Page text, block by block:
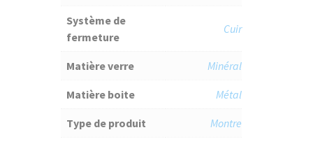
Système de
fermeture
Cuir
Matière verre Minéral
Matière boite Métal
Type de produit Montre